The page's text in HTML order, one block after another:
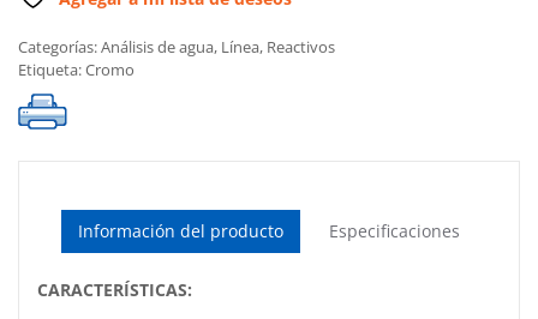
Categorías:Análisis de agua, Línea, Reactivos
Etiqueta:Cromo
Información del producto Especificaciones
CARACTERÍSTICAS: